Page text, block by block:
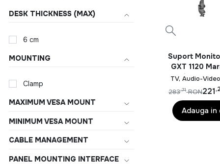
DESK THICKNESS (MAX)
6 cm
MOUNTING
Clamp
MAXIMUM VESA MOUNT
MINIMUM VESA MOUNT
CABLE MANAGEMENT
PANEL MOUNTING INTERFACE
Suport
GXT 1120
Monitor Arm,
birou, 510 x
negru
TV, Audio-
221
283,71 RON
Adauga in